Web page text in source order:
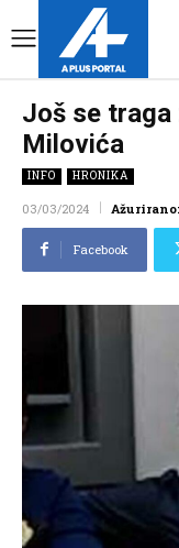
Još se traga
Milovića
INFO HRONIKA
03/03/2024 Ažurirano:
Facebook